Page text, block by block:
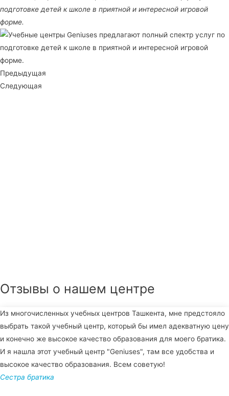
подготовке детей к школе в приятной и интересной игровой
форме.
Предыдущая
Следующая
Отзывы о нашем центре
Из многочисленных учебных центров Ташкента, мне предстояло
выбрать такой учебный центр, который бы имел адекватную цену
и конечно же высокое качество образования для моего братика.
И я нашла этот учебный центр "Geniuses", там все удобства и
высокое качество образования. Всем советую!
Сестра братика